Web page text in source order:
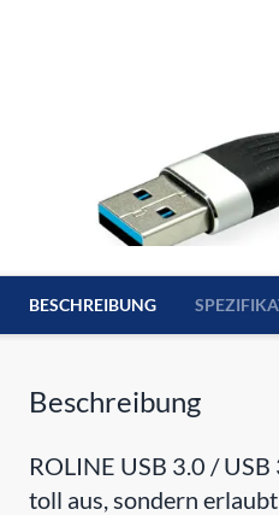
BESCHREIBUNG
Beschreibung
ROLINE USB 3.0 /
toll aus, sondern